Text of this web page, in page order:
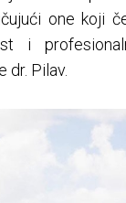
one koji
i
dr. Pilav.